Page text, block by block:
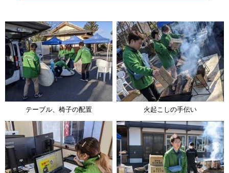
テーブル、椅子の配置 火起こしの手伝い